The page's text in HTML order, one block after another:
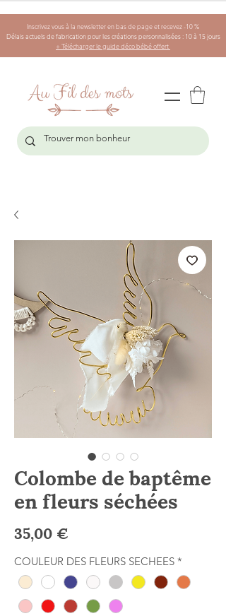
Inscrivez vous à la newsletter en bas de page et recevez -10 %
Délais actuels de fabrication pour les créations personnalisées : 10 à 15 jours
+ Télécharger le guide déco bébé offert
Colombe de baptême
en fleurs séchées
35,00 €
COULEUR DES FLEURS SECHEES *